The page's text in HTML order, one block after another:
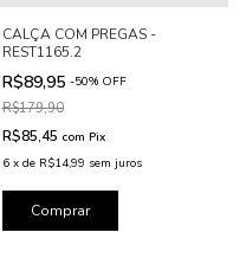
CALÇA COM PREGAS -
REST1165.2
R$89,95 -50% OFF
R$179,90
R$85,45 com Pix
6 x de R$14,99 sem juros
Comprar